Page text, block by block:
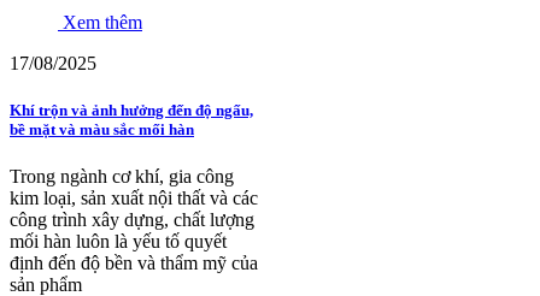
Xem thêm
17/08/2025
Khí trộn và ảnh hưởng đến độ ngấu,
bề mặt và màu sắc mối hàn
Trong ngành cơ khí, gia công
kim loại, sản xuất nội thất và các
công trình xây dựng, chất lượng
mối hàn luôn là yếu tố quyết
định đến độ bền và thẩm mỹ của
sản phẩm